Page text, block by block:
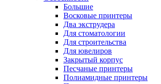
Большие
Восковые принтеры
Два экструдера
Для стоматологии
Для строительства
Для ювелиров
Закрытый корпус
Песчаные принтеры
Полиамидные принтеры